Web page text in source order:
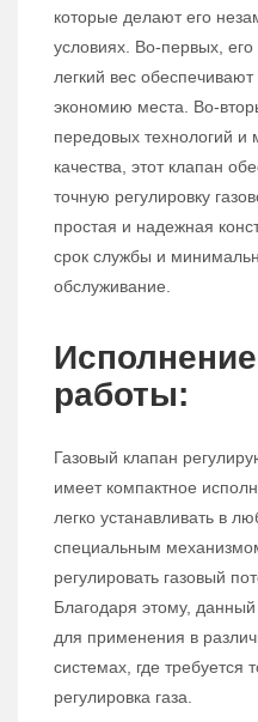
которые делают его
условиях. Во-первых,
легкий вес
экономию места. Во-
передовых технологий и
качества, этот клапан
точную регулировку
простая и надежная
срок службы и
обслуживание.
работы:
Газовый клапан
имеет компактное
легко устанавливать в
специальным
регулировать газовый
Благодаря этому,
для применения в
системах, где требуется
регулировка газа.